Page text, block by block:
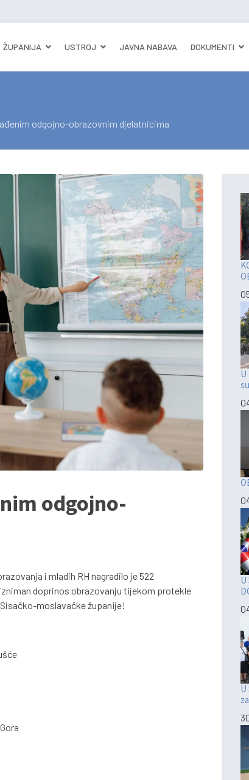
ŽUPANIJA USTROJ JAVNA NABAVA DOKUMENTI
odgojno-obrazovnim djelatnicima
odgojno-
i mladih RH nagradilo je 522
doprinos obrazovanju tijekom protekle
moslavačke županije!
U
U
U